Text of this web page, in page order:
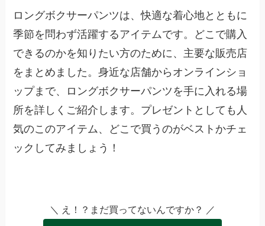
ロングボクサーパンツは、快適な着心地とともに
季節を問わず活躍するアイテムです。どこで購入
できるのかを知りたい方のために、主要な販売店
をまとめました。身近な店舗からオンラインショ
ップまで、ロングボクサーパンツを手に入れる場
所を詳しくご紹介します。プレゼントとしても人
気のこのアイテム、どこで買うのがベストかチェ
ックしてみましょう！
＼ え！？まだ買ってないんですか？ ／